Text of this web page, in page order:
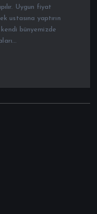
Uygun fiyat
ustasına yaptırın
bünyemizde